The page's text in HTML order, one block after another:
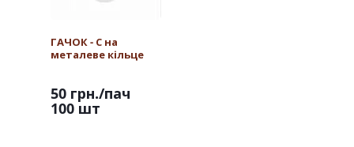
ГАЧОК - С на
металеве кільце
50 грн./пач
100 шт